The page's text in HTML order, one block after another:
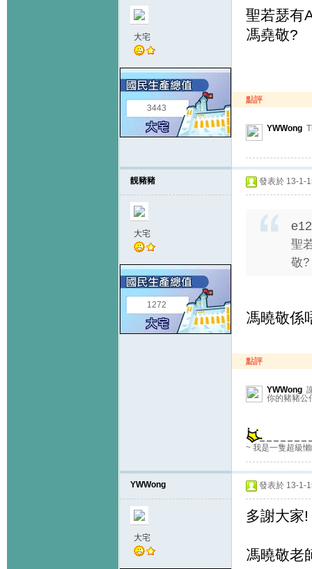
大宅
3443
聖若瑟有
馮堯敬?
點評
YWWong
靚豬豬
大宅
1272
發表於 13-1-
聖
敬?
馮曉敬係
點評
YWWong
你的豬豬
~ 我是一隻超級
YWWong
大宅
發表於 13-1-
多謝大家!
馮曉敬老